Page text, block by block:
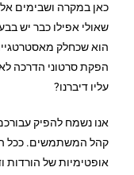
כאן במקרה ושבימים
שאולי אפילו כבר יש
הוא שכחלק
הפקת סרטוני הדרכה
עליו דיברנו?
אנו נשמח להפיק
קהל המשתמשים. ככל
אופטימיות של הורדות